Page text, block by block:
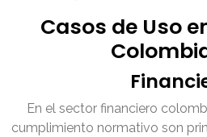
Casos de Uso
En el sector financiero
cumplimiento normativo son